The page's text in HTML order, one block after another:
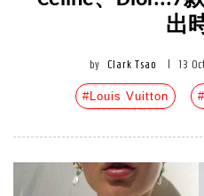
出
by Clark Tsao 13
#Louis Vuitton